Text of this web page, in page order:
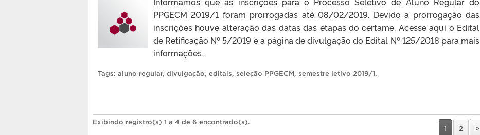
PPGECM 2019/1 foram prorrogadas até 08/02/2019. Devido a prorrogação das
inscrições houve alteração das datas das etapas do certame. Acesse aqui o Edital
de Retificação Nº 5/2019 e a página de divulgação do Edital Nº 125/2018 para mais
informações.
Tags: aluno regular, divulgação, editais, seleção PPGECM, semestre letivo 2019/1.
Exibindo registro(s) 1 a 4 de 6 encontrado(s).
1
2 >